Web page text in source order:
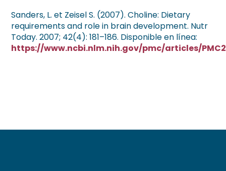
Sanders, L. et Zeisel S. (2007). Choline: Dietary
requirements and role in brain development. Nutr
Today. 2007; 42(4): 181–186. Disponible en línea:
https://www.ncbi.nlm.nih.gov/pmc/articles/